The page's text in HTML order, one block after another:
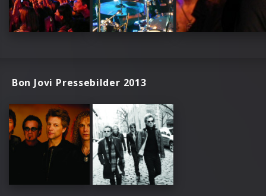
Bon Jovi Pressebilder 2013